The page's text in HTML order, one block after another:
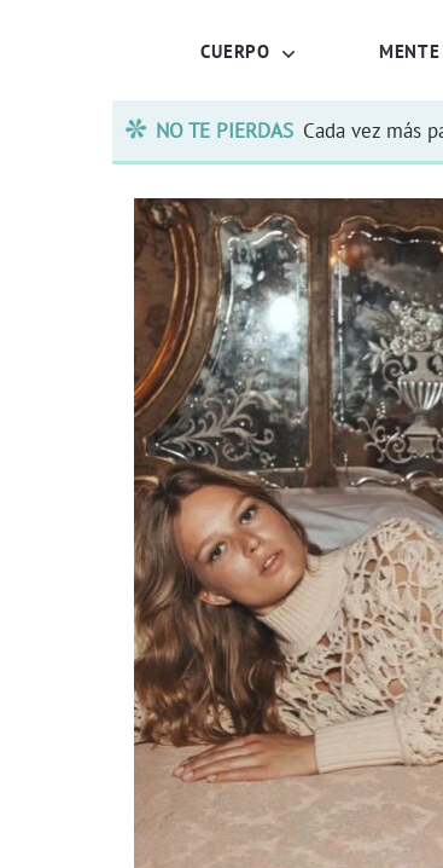
CUERPO MENTE
NO TE PIERDAS Cada vez más